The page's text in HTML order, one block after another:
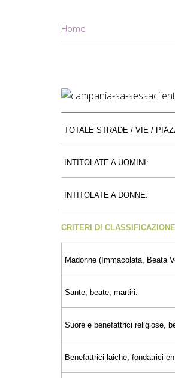
Home
TOTALE STRADE / VIE /
INTITOLATE A UOMINI:
INTITOLATE A DONNE:
CRITERI DI
Madonne (Immacolata, Beata
Sante, beate, martiri:
Suore e benefattrici religiose,
Benefattrici laiche, fondatrici